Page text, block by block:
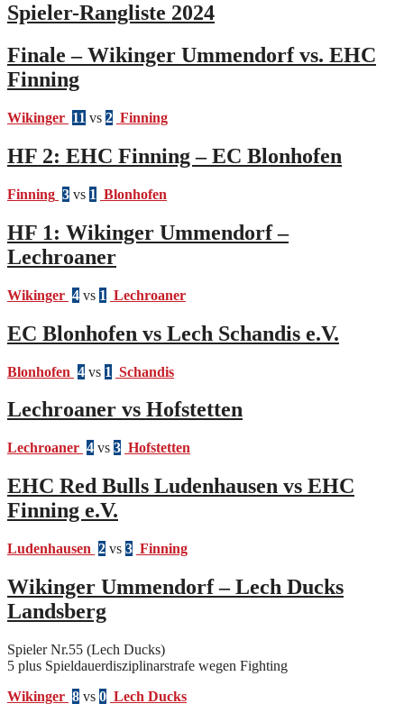
Spieler-Rangliste 2024
Finale – Wikinger Ummendorf vs. EHC
Finning
Wikinger 11 vs 2 Finning
HF 2: EHC Finning – EC Blonhofen
Finning 3 vs 1 Blonhofen
HF 1: Wikinger Ummendorf –
Lechroaner
Wikinger 4 vs 1 Lechroaner
EC Blonhofen vs Lech Schandis e.V.
Blonhofen 4 vs 1 Schandis
Lechroaner vs Hofstetten
Lechroaner 4 vs 3 Hofstetten
EHC Red Bulls Ludenhausen vs EHC
Finning e.V.
Ludenhausen 2 vs 3 Finning
Wikinger Ummendorf – Lech Ducks
Landsberg
Spieler Nr.55 (Lech Ducks)
5 plus Spieldauerdisziplinarstrafe wegen Fighting
Wikinger 8 vs 0 Lech Ducks